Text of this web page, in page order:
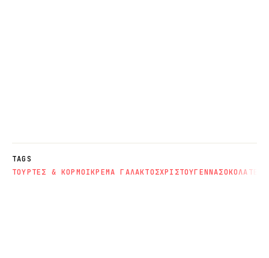
TAGS
ΤΟΥΡΤΕΣ & ΚΟΡΜΟΙΚΡΕΜΑ ΓΑΛΑΚΤΟΣΧΡΙΣΤΟΥΓΕΝΝΑΣΟΚΟΛΑΤΕΣ